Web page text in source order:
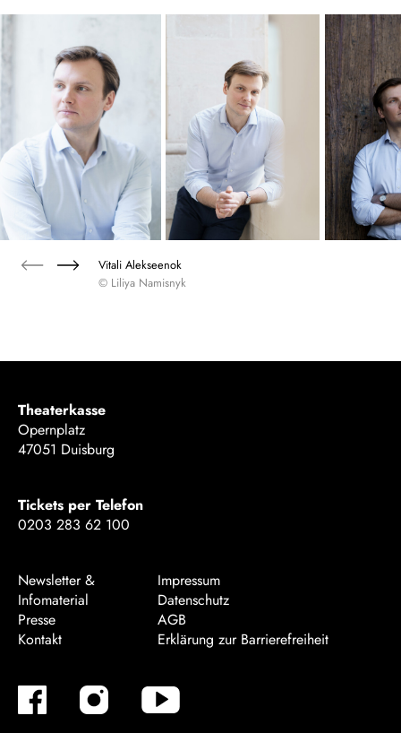
Vitali Alekseenok
© Liliya Namisnyk
Theaterkasse
Opernplatz
47051 Duisburg
Tickets per Telefon
0203 283 62 100
Newsletter &
Infomaterial
Presse
Kontakt
Impressum
Datenschutz
AGB
Erklärung zur Barrierefreiheit